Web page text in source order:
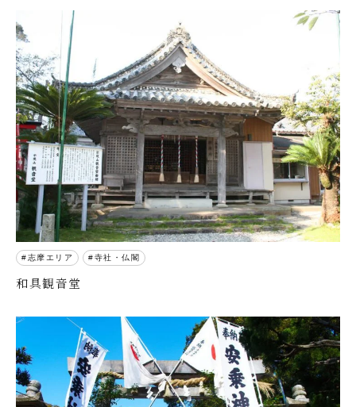
志摩エリア 寺社・仏閣
和具観音堂